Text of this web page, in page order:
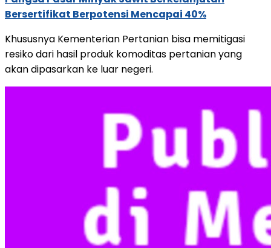
Bersertifikat Berpotensi Mencapai 40%
Khususnya Kementerian Pertanian bisa memitigasi
resiko dari hasil produk komoditas pertanian yang
akan dipasarkan ke luar negeri.